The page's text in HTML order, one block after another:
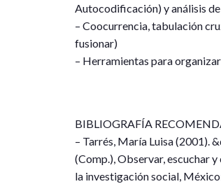
Autocodificación) y análisis
– Coocurrencia, tabulación
fusionar)
– Herramientas para
BIBLIOGRAFÍA
– Tarrés, María Luisa (2001).
(Comp.), Observar, escuchar
la investigación social,